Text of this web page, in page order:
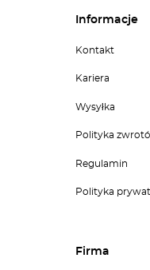
Informacje
Kontakt
Kariera
Wysyłka
Polityka
Regulamin
Polityka
Firma